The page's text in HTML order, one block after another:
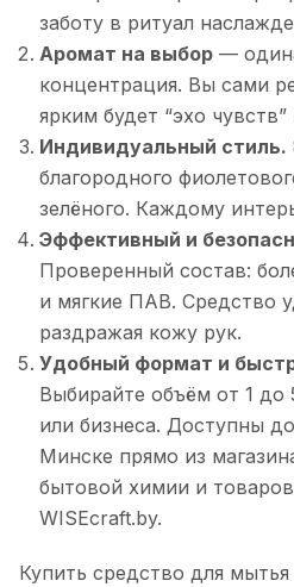
заботу в ритуал
Аромат на выбор —
концентрация. Вы сами
ярким будет “эхо
Индивидуальный стиль.
благородного
зелёного. Каждому
Эффективный и
Проверенный состав:
и мягкие ПАВ. Средство
раздражая кожу рук.
Удобный формат и
Выбирайте объём от 1
или бизнеса. Доступны
Минске прямо из
бытовой химии и
WISEcraft.by.
Купить средство для